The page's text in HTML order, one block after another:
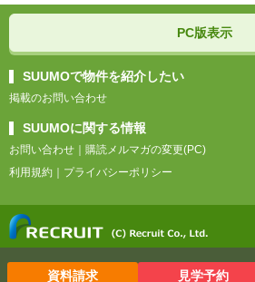
資料請求 見学予約
PC版表示
SUUMOで物件を紹介したい
掲載のお問い合わせ
SUUMOに関する情報
お問い合わせ ｜ 購読メルマガの変更(PC)
利用規約 ｜ プライバシーポリシー